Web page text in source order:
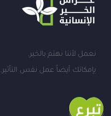
نعمل لأننا نهتم بالخير.
بإمكانك أيضاً عمل نفس التأثير.